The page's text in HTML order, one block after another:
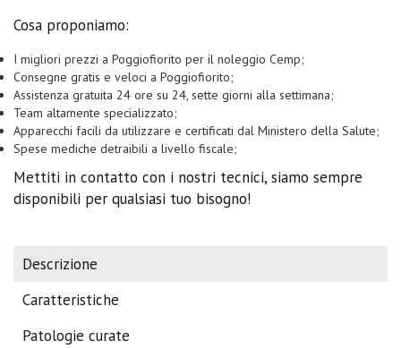
Cosa proponiamo:
I migliori prezzi a Poggiofiorito per il noleggio Cemp;
Consegne gratis e veloci a Poggiofiorito;
Assistenza gratuita 24 ore su 24, sette giorni alla settimana;
Team altamente specializzato;
Apparecchi facili da utilizzare e certificati dal Ministero della Salute;
Spese mediche detraibili a livello fiscale;
Mettiti in contatto con i nostri tecnici, siamo sempre
disponibili per qualsiasi tuo bisogno!
Descrizione
Caratteristiche
Patologie curate